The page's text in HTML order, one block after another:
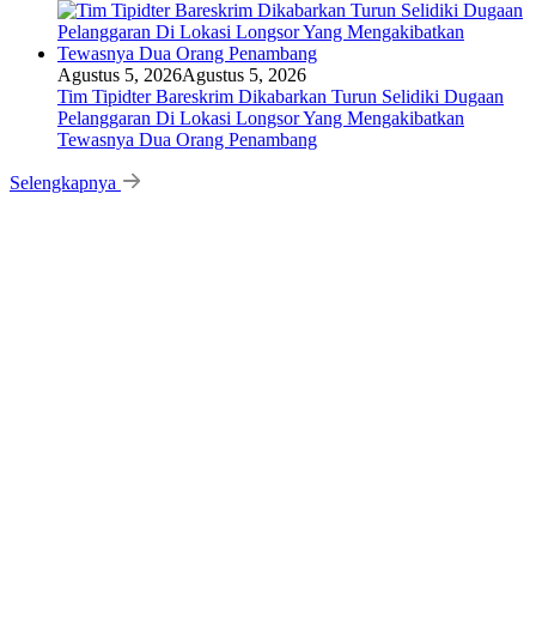
Agustus 5, 2026Agustus 5, 2026
Tim Tipidter Bareskrim Dikabarkan Turun Selidiki Dugaan
Pelanggaran Di Lokasi Longsor Yang Mengakibatkan
Tewasnya Dua Orang Penambang
Selengkapnya